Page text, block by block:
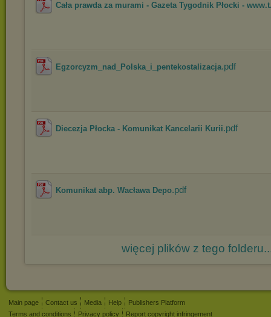
Cała prawda za murami - Gazeta Tygodnik Płocki -
Egzorcyzm_nad_Polska_i_pentekostalizacja.pdf
Diecezja Płocka - Komunikat Kancelarii Kurii.pdf
Komunikat abp. Wacława Depo.pdf
więcej plików z tego
Main page Contact us Media Help
Publishers Platform
Terms and conditions
Privacy policy Report copyright infringement